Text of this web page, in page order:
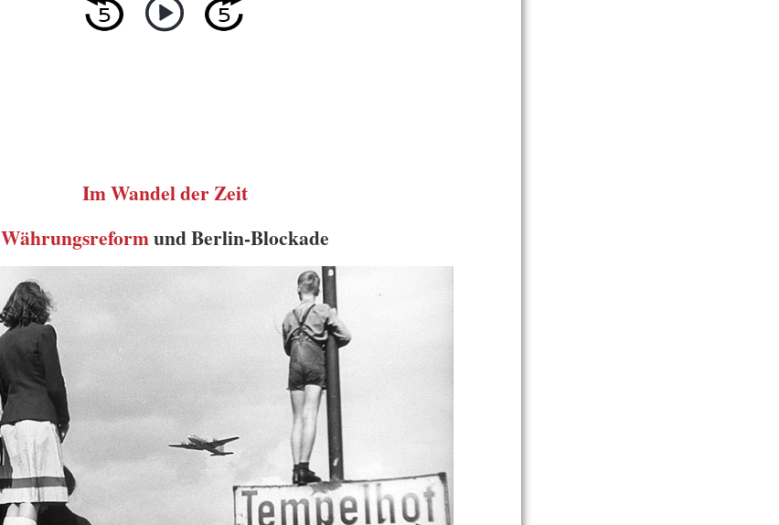
Im Wandel der Zeit
Währungsreformund Berlin-Blockade